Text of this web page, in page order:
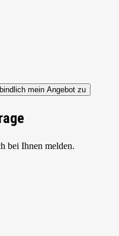
mein Angebot zu
bei Ihnen melden.